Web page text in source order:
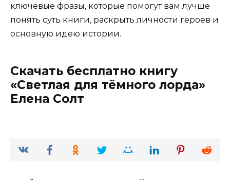
ключевые фразы, которые помогут вам лучше
понять суть книги, раскрыть личности героев и
основную идею истории.
Скачать бесплатно книгу
«Светлая для тёмного лорда»
Елена Солт